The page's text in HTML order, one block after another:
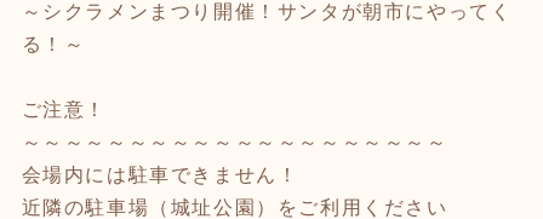
～シクラメンまつり開催！サンタが朝市にやってく
る！～
ご注意！
～～～～～～～～～～～～～～～～～～～～
会場内には駐車できません！
近隣の駐車場（城址公園）をご利用ください